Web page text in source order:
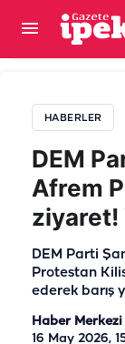
HABERLER
DEM
Afrem
ziyaret!
DEM Parti
Protestan
ederek barış
Haber Merkezi
16 May 2026,
Şanlıurfa